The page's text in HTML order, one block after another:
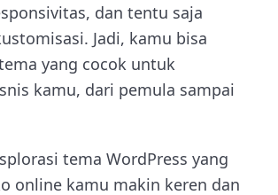
dan tentu saja
Jadi, kamu bisa
yang cocok untuk
kamu, dari pemula sampai
tema WordPress yang
online kamu makin keren dan